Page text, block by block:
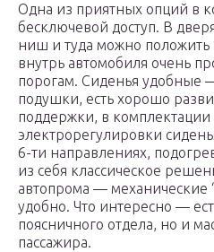
Одна из приятных опций в
бесключевой доступ. В
ниш и туда можно положить
внутрь автомобиля очень
порогам. Сиденья удобные
подушки, есть хорошо
поддержки, в комплектации
электрорегулировки
6-ти направлениях,
из себя классическое
автопрома — механические
удобно. Что интересно —
поясничного отдела, но и
пассажира.